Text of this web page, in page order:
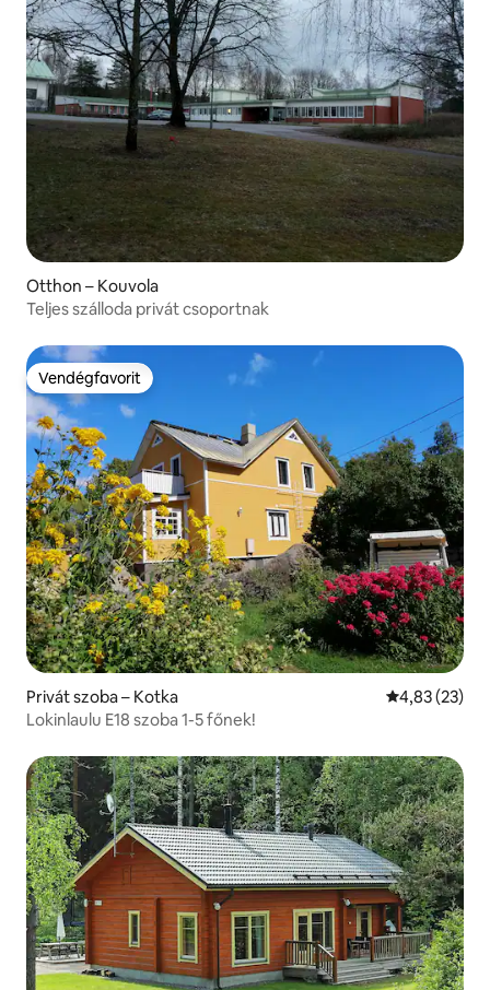
Otthon – Kouvola
Teljes szálloda privát csoportnak
Vendégfavorit
Vendégfavorit
Privát szoba – Kotka Átlagos
4,83 (23)
Lokinlaulu E18 szoba 1-5 főnek!